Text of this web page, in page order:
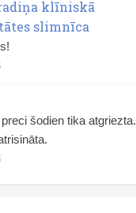
klīniskā
slimnīca
šodien tika atgriezta.